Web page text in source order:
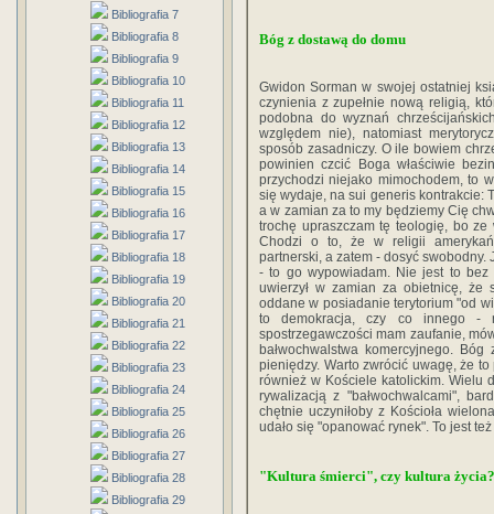
Bibliografia 7
Bibliografia 8
Bibliografia 9
Bibliografia 10
Bibliografia 11
Bibliografia 12
Bibliografia 13
Bibliografia 14
Bibliografia 15
Bibliografia 16
Bibliografia 17
Bibliografia 18
Bibliografia 19
Bibliografia 20
Bibliografia 21
Bibliografia 22
Bibliografia 23
Bibliografia 24
Bibliografia 25
Bibliografia 26
Bibliografia 27
Bibliografia 28
Bibliografia 29
Bóg z dostawą do domu
Gwidon Sorman w swojej ostatniej
czynienia z zupełnie nową religią,
podobna do wyznań
względem nie), natomiast
sposób zasadniczy. O ile bowiem
powinien czcić Boga właściwie
przychodzi niejako mimochodem, to
się wydaje, na sui generis kontrakcie:
a w zamian za to my będziemy Cię
trochę upraszczam tę teologię, bo
Chodzi o to, że w religii
partnerski, a zatem - dosyć swobodny.
- to go wypowiadam. Nie jest to
uwierzył w zamian za obietnicę, że
oddane w posiadanie terytorium "od
to demokracja, czy co innego -
spostrzegawczości mam zaufanie,
bałwochwalstwa komercyjnego.
pieniędzy. Warto zwrócić uwagę, że
również w Kościele katolickim. Wielu
rywalizacją z "bałwochwalcami",
chętnie uczyniłoby z Kościoła
udało się "opanować rynek". To jest
"Kultura śmierci", czy kultura życia?